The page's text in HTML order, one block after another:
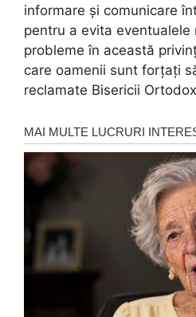
informare și comunicare
pentru a evita eventualele
probleme în această
care oamenii sunt forţaţi
reclamate Bisericii